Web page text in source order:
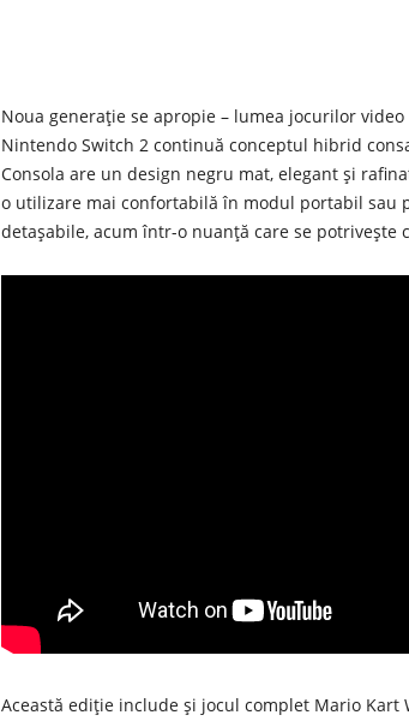
Noua generație se apropie – lumea jocurilor
Nintendo Switch 2 continuă conceptul hibrid
Consola are un design negru mat, elegant și
o utilizare mai confortabilă în modul portabil sau
detașabile, acum într-o nuanță care se potrivește
Această ediție include și jocul complet Mario Kart